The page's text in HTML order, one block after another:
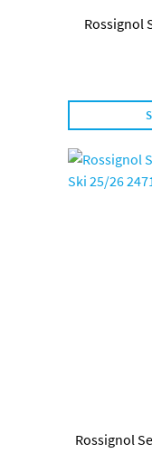
Rossignol
Rossignol